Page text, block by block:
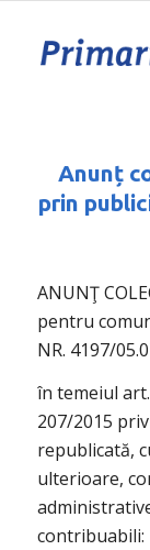
Anunț
prin
ANUNŢ
pentru
NR. 4197/
în temeiul
207/2015
republicată,
ulterioare,
contribuabili: